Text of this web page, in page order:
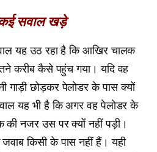
कई सवाल खड़े
यह उठ रहा है कि आखिर चालक
करीब कैसे पहुंच गया। यदि वह
गाड़ी छोड़कर पेलोडर के पास क्यों
यह भी है कि अगर वह पेलोडर के
की नजर उस पर क्यों नहीं पड़ी।
किसी के पास नहीं हैं। यही